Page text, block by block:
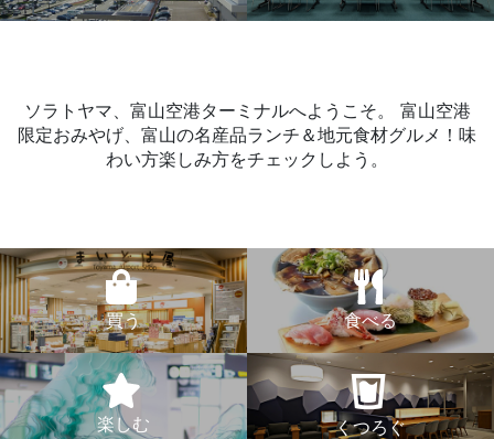
ソラトヤマ、富山空港ターミナルへようこそ。
富山空港
限定おみやげ、富山の名産品ランチ＆地元食材グルメ！味
わい方楽しみ方をチェックしよう。
買う 食べる
楽しむ くつろぐ